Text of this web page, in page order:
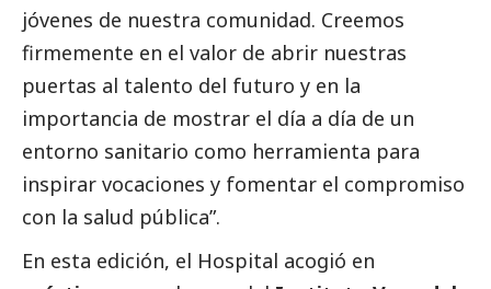
jóvenes de nuestra comunidad. Creemos
firmemente en el valor de abrir nuestras
puertas al talento del futuro y en la
importancia de mostrar el día a día de un
entorno sanitario como herramienta para
inspirar vocaciones y fomentar el compromiso
con la salud pública”.
En esta edición, el Hospital acogió en